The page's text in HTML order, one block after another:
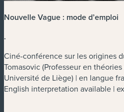
Nouvelle Vague : mode d’emploi
.
Ciné-conférence sur les origines
Tomasovic (Professeur en
Université de Liège) | en langue
English interpretation available |